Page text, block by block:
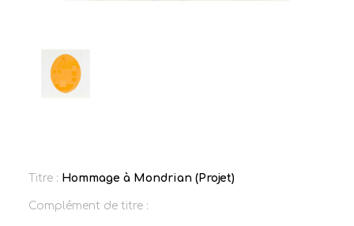
Titre : Hommage à Mondrian (Projet)
Complément de titre :